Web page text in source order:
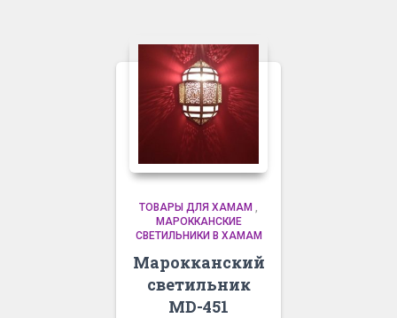
ТОВАРЫ ДЛЯ ХАМАМ ,
МАРОККАНСКИЕ
СВЕТИЛЬНИКИ В ХАМАМ
Марокканский
светильник
MD-451